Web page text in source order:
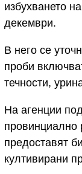
избухването
декември.
В него се
проби
течности,
На агенции
провинциално
предоставят
култивирани